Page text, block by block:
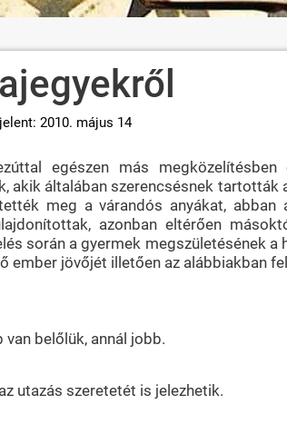
2010. május 14
egészen más
általában szerencsésnek tartották
meg a várandós anyákat, abban
azonban eltérően
során a gyermek megszületésének
ember jövőjét illetően az alábbiakban
belőlük, annál jobb.
utazás szeretetét is jelezhetik.